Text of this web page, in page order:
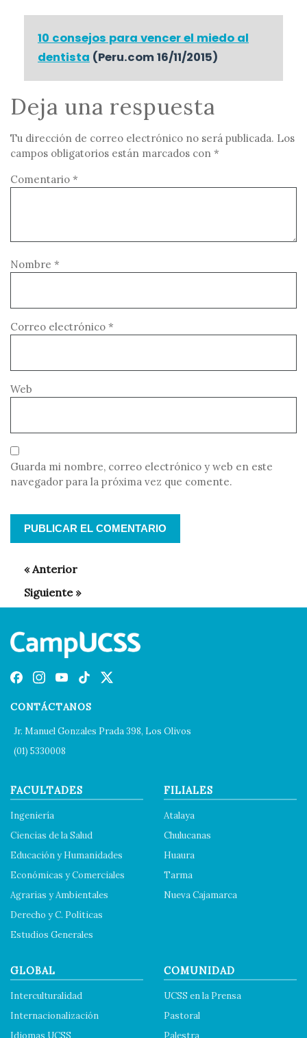
10 consejos para vencer el miedo al
dentista (Peru.com 16/11/2015)
Deja una respuesta
Tu dirección de correo electrónico no será publicada. Los
campos obligatorios están marcados con *
Comentario *
Nombre *
Correo electrónico *
Web
Guarda mi nombre, correo electrónico y web en este
navegador para la próxima vez que comente.
CONTÁCTANOS
Jr. Manuel Gonzales Prada 398, Los Olivos
(01) 5330008
FACULTADES
Ingeniería
Ciencias de la Salud
Educación y Humanidades
Económicas y Comerciales
Agrarias y Ambientales
Derecho y C. Políticas
Estudios Generales
FILIALES
Atalaya
Chulucanas
Huaura
Tarma
Nueva Cajamarca
GLOBAL
Interculturalidad
Internacionalización
Idiomas UCSS
COMUNIDAD
UCSS en la Prensa
Pastoral
Palestra